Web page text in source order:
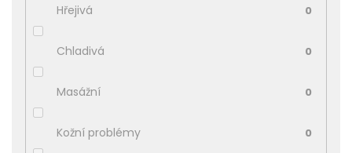
Hřejivá 0
Chladivá 0
Masážní 0
Kožní problémy 0